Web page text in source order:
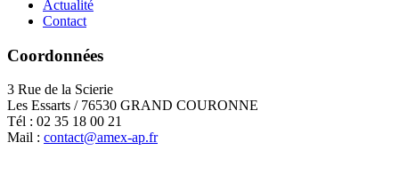
Actualité
Contact
Coordonnées
3 Rue de la Scierie
Les Essarts / 76530 GRAND COURONNE
Tél : 02 35 18 00 21
Mail : contact@amex-ap.fr